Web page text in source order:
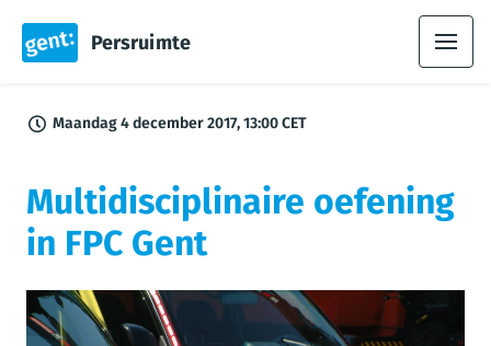
Persruimte
Maandag 4 december 2017, 13:00 CET
Multidisciplinaire oefening
in FPC Gent